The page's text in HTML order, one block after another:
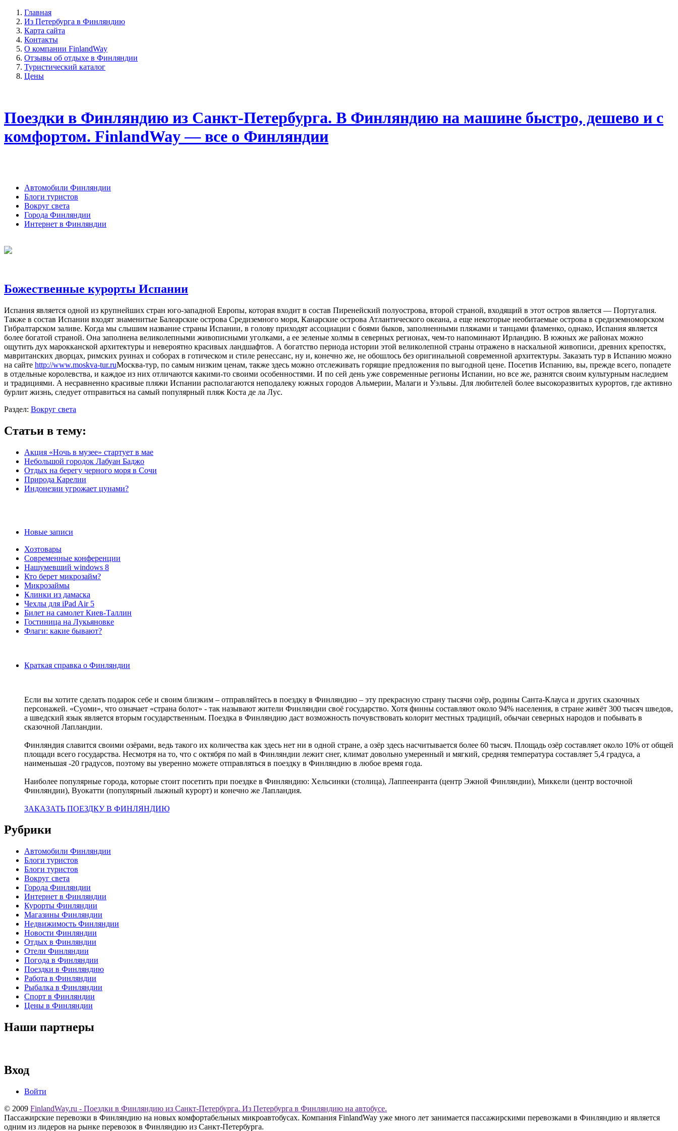
Главная
Из Петербурга в Финляндию
Карта сайта
Контакты
О компании FinlandWay
Отзывы об отдыхе в Финляндии
Туристический каталог
Цены
Поездки в Финляндию из Санкт-Петербурга. В Финляндию на машине быстро, дешево и с
комфортом. FinlandWay — все о Финляндии
Автомобили Финляндии
Блоги туристов
Вокруг света
Города Финляндии
Интернет в Финляндии
Божественные курорты Испании
Испания является одной из крупнейших стран юго-западной Европы, которая входит в состав Пиренейский полуострова, второй страной, входящий в этот остров является — Португалия.
Также в состав Испании входят знаменитые Балеарские острова Средиземного моря, Канарские острова Атлантического океана, а еще некоторые необитаемые острова в средиземноморском
Гибралтарском заливе. Когда мы слышим название страны Испании, в голову приходят ассоциации с боями быков, заполненными пляжами и танцами фламенко, однако, Испания является
более богатой страной. Она заполнена великолепными живописными уголками, а ее зеленые холмы в северных регионах, чем-то напоминают Ирландию. В южных же районах можно
ощутить дух марокканской архитектуры и невероятно красивых ландшафтов. А богатство периода истории этой великолепной страны отражено в наскальной живописи, древних крепостях,
мавританских дворцах, римских руинах и соборах в готическом и стиле ренессанс, ну и, конечно же, не обошлось без оригинальной современной архитектуры. Заказать тур в Испанию можно
на сайте http://www.moskva-tur.ruМосква-тур, по самым низким ценам, также здесь можно отслеживать горящие предложения по выгодной цене. Посетив Испанию, вы, прежде всего, попадете
в отдельные королевства, и каждое из них отличаются какими-то своими особенностями. И по сей день уже современные регионы Испании, но все же, разнятся своим культурным наследием
и традициями. А несравненно красивые пляжи Испании располагаются неподалеку южных городов Альмерии, Малаги и Уэльвы. Для любителей более высокоразвитых курортов, где активно
бурлит жизнь, следует отправиться на самый популярный пляж Коста де ла Луc.
Раздел: Вокруг света
Статьи в тему:
Акция «Ночь в музее» стартует в мае
Небольшой городок Лабуан Баджо
Отдых на берегу черного моря в Сочи
Природа Карелии
Индонезии угрожает цунами?
Новые записи
Хозтовары
Современные конференции
Нашумевший windows 8
Кто берет микрозайм?
Микрозаймы
Клинки из дамаска
Чехлы для iPad Air 5
Билет на самолет Киев-Таллин
Гостиница на Лукьяновке
Флаги: какие бывают?
Краткая справка о Финляндии
Если вы хотите сделать подарок себе и своим близким – отправляйтесь в поездку в Финляндию – эту прекрасную страну тысячи озёр, родины Санта-Клауса и других сказочных
персонажей. «Суоми», что означает «страна болот» - так называют жители Финляндии своё государство. Хотя финны составляют около 94% населения, в стране живёт 300 тысяч шведов,
а шведский язык является вторым государственным. Поездка в Финляндию даст возможность почувствовать колорит местных традиций, обычаи северных народов и побывать в
сказочной Лапландии.
Финляндия славится своими озёрами, ведь такого их количества как здесь нет ни в одной стране, а озёр здесь насчитывается более 60 тысяч. Площадь озёр составляет около 10% от общей
площади всего государства. Несмотря на то, что с октября по май в Финляндии лежит снег, климат довольно умеренный и мягкий, средняя температура составляет 5,4 градуса, а
наименьшая -20 градусов, поэтому вы уверенно можете отправляться в поездку в Финляндию в любое время года.
Наиболее популярные города, которые стоит посетить при поездке в Финляндию: Хельсинки (столица), Лаппеенранта (центр Эжной Финляндии), Миккели (центр восточной
Финляндии), Вуокатти (популярный лыжный курорт) и конечно же Лапландия.
ЗАКАЗАТЬ ПОЕЗДКУ В ФИНЛЯНДИЮ
Рубрики
Автомобили Финляндии
Блоги туристов
Блоги туристов
Вокруг света
Города Финляндии
Интернет в Финляндии
Курорты Финляндии
Магазины Финляндии
Недвижимость Финляндии
Новости Финляндии
Отдых в Финляндии
Отели Финляндии
Погода в Финляндии
Поездки в Финляндию
Работа в Финляндии
Рыбалка в Финляндии
Спорт в Финляндии
Цены в Финляндии
Наши партнеры
Вход
Войти
© 2009 FinlandWay.ru - Поездки в Финляндию из Санкт-Петербурга. Из Петербурга в Финляндию на автобусе.
Пассажирские перевозки в Финляндию на новых комфортабельных микроавтобусах. Компания FinlandWay уже много лет занимается пассажирскими перевозками в Финляндию и является
одним из лидеров на рынке перевозок в Финляндию из Санкт-Петербурга.